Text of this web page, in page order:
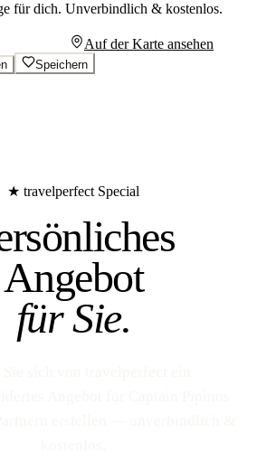
für dich. Unverbindlich & kostenlos.
Auf der Karte ansehen
Speichern
★ travelperfect Special
Angebot
für Sie.